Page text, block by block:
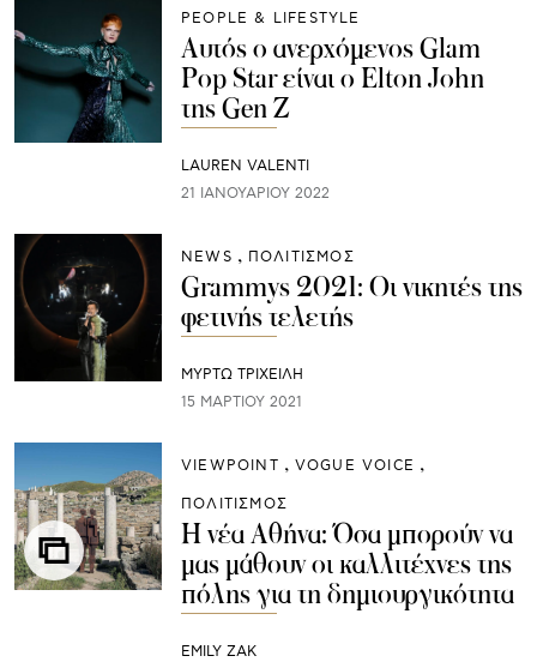
PEOPLE & LIFESTYLE
Αυτός ο ανερχόμενος Glam
Pop Star είναι ο Elton John
της Gen Z
LAUREN VALENTI
21 ΙΑΝΟΥΑΡΊΟΥ 2022
NEWS ΠΟΛΙΤΙΣΜΟΣ
Grammys 2021: Οι νικητές της
φετινής τελετής
ΜΥΡΤΩ ΤΡΙΧΕΙΛΗ
15 ΜΑΡΤΊΟΥ 2021
VIEWPOINT VOGUE VOICE
ΠΟΛΙΤΙΣΜΟΣ
Η νέα Αθήνα: Όσα μπορούν να
μας μάθουν οι καλλιτέχνες της
πόλης για τη δημιουργικότητα
EMILY ZAK